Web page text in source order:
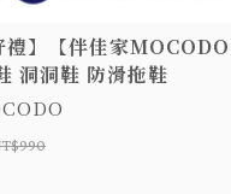
禮】【伴佳家
洞洞鞋 防滑拖鞋